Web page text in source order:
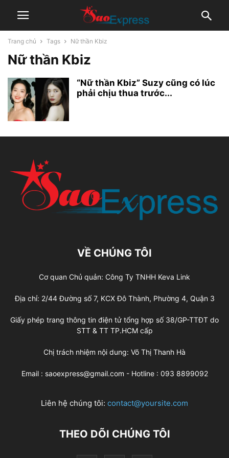
Trang chủ Tags Nữ thần Kbiz
Nữ thần Kbiz
“Nữ thần Kbiz” Suzy cũng có lúc
phải chịu thua trước...
VỀ CHÚNG TÔI
Cơ quan Chủ quản: Công Ty TNHH Keva Link
Địa chỉ: 2/44 Đường số 7, KCX Đô Thành, Phường 4, Quận 3
Giấy phép trang thông tin điện tử tổng hợp số 38/GP-TTĐT do
STT & TT TP.HCM cấp
Chị trách nhiệm nội dung: Võ Thị Thanh Hà
Email : saoexpress@gmail.com - Hotline : 093 8899092
Liên hệ chúng tôi: contact@yoursite.com
THEO DÕI CHÚNG TÔI